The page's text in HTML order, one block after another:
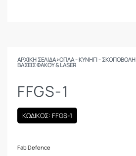
ΑΡΧΙΚΉ ΣΕΛΊΔΑ›ΟΠΛΑ - ΚΥΝΗΓΙ - ΣΚΟΠΟΒΟΛΗ
ΒΆΣΕΙΣ ΦΑΚΟΎ & LASER
FFGS-1
ΚΩΔΙΚΟΣ: FFGS-1
Fab Defence